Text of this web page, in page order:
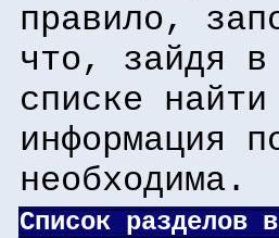
правило,
что, зайдя в
списке
информация
необходима.
Список разделов